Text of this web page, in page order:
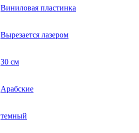
Виниловая пластинка
Вырезается лазером
30 см
Арабские
темный